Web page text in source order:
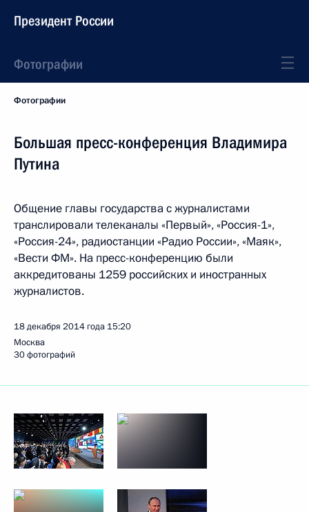
Президент России
Фотографии
Фотографии
Большая пресс-конференция Владимира
Путина
Общение главы государства с журналистами
транслировали телеканалы «Первый», «Россия-1»,
«Россия-24», радиостанции «Радио России», «Маяк»,
«Вести ФМ». На пресс-конференцию были
аккредитованы 1259 российских и иностранных
журналистов.
18 декабря 2014 года 15:20
Москва
30 фотографий